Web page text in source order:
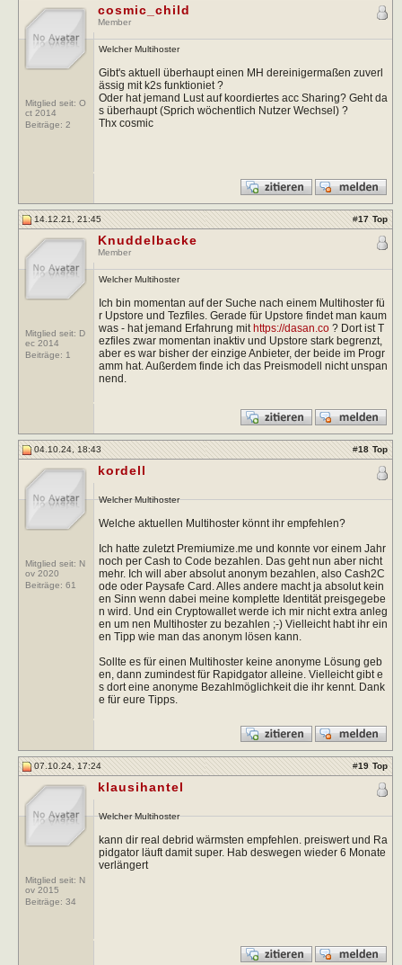
Mitglied seit: O
ct 2014
Beiträge: 2
cosmic_child
Member
Welcher Multihoster
Gibt's aktuell überhaupt einen MH dereinigermaßen zuverl
ässig mit k2s funktioniet ?
Oder hat jemand Lust auf koordiertes acc Sharing? Geht da
s überhaupt (Sprich wöchentlich Nutzer Wechsel) ?
Thx cosmic
14.12.21, 21:45 #17 Top
Mitglied seit: D
ec 2014
Beiträge: 1
Knuddelbacke
Member
Welcher Multihoster
Ich bin momentan auf der Suche nach einem Multihoster fü
r Upstore und Tezfiles. Gerade für Upstore findet man kaum
was - hat jemand Erfahrung mit https://dasan.co? Dort ist T
ezfiles zwar momentan inaktiv und Upstore stark begrenzt,
aber es war bisher der einzige Anbieter, der beide im Progr
amm hat. Außerdem finde ich das Preismodell nicht unspan
nend.
04.10.24, 18:43 #18 Top
Mitglied seit: N
ov 2020
Beiträge: 61
kordell
Welcher Multihoster
Welche aktuellen Multihoster könnt ihr empfehlen?
Ich hatte zuletzt Premiumize.me und konnte vor einem Jahr
noch per Cash to Code bezahlen. Das geht nun aber nicht
mehr. Ich will aber absolut anonym bezahlen, also Cash2C
ode oder Paysafe Card. Alles andere macht ja absolut kein
en Sinn wenn dabei meine komplette Identität preisgegebe
n wird. Und ein Cryptowallet werde ich mir nicht extra anleg
en um nen Multihoster zu bezahlen ;-) Vielleicht habt ihr ein
en Tipp wie man das anonym lösen kann.
Sollte es für einen Multihoster keine anonyme Lösung geb
en, dann zumindest für Rapidgator alleine. Vielleicht gibt e
s dort eine anonyme Bezahlmöglichkeit die ihr kennt. Dank
e für eure Tipps.
07.10.24, 17:24 #19 Top
Mitglied seit: N
ov 2015
Beiträge: 34
klausihantel
Welcher Multihoster
kann dir real debrid wärmsten empfehlen. preiswert und Ra
pidgator läuft damit super. Hab deswegen wieder 6 Monate
verlängert